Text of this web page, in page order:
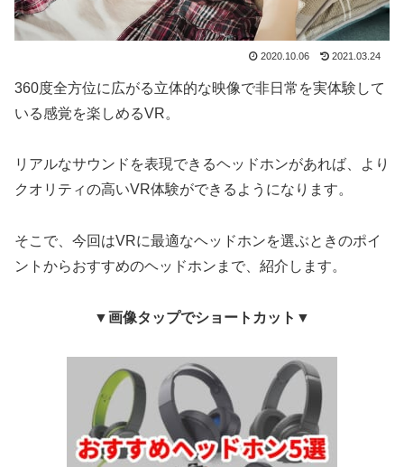
2020.10.06 2021.03.24
360度全方位に広がる立体的な映像で非日常を実体験して
いる感覚を楽しめるVR。
リアルなサウンドを表現できるヘッドホンがあれば、より
クオリティの高いVR体験ができるようになります。
そこで、今回はVRに最適なヘッドホンを選ぶときのポイ
ントからおすすめのヘッドホンまで、紹介します。
▼画像タップでショートカット▼